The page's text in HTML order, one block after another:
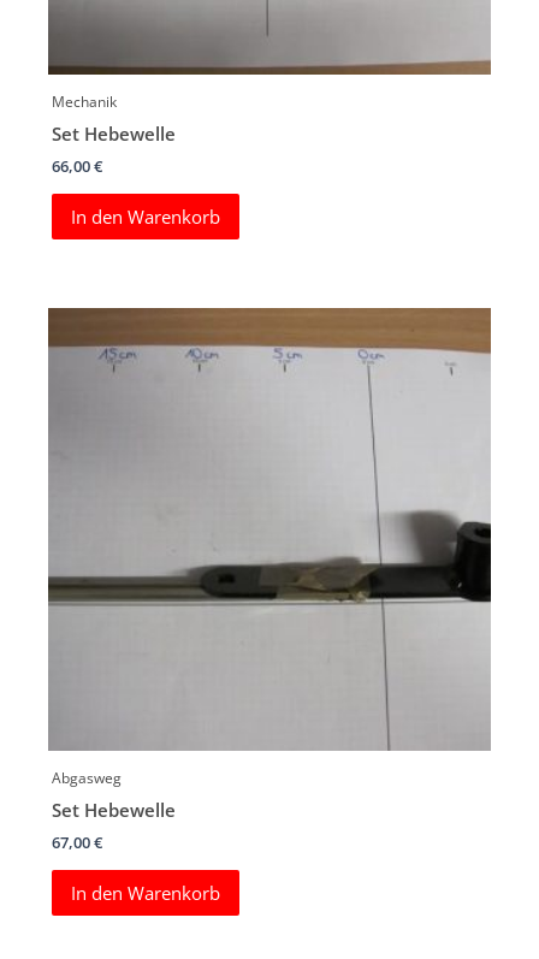
Mechanik
Set Hebewelle
66,00€
In den Warenkorb
Abgasweg
Set Hebewelle
67,00€
In den Warenkorb